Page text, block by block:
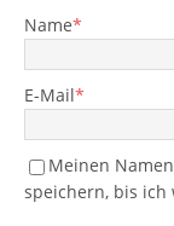
Name*
E-Mail*
Meinen
speichern, bis ich